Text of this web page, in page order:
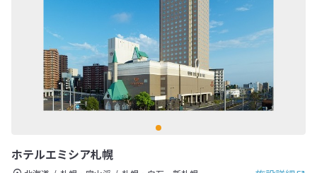
ホテルエミシア札幌